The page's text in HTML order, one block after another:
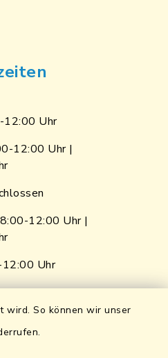
wird. So können wir unser
Uhr
12:00 Uhr |
12:00 Uhr |
Uhr
der Naab